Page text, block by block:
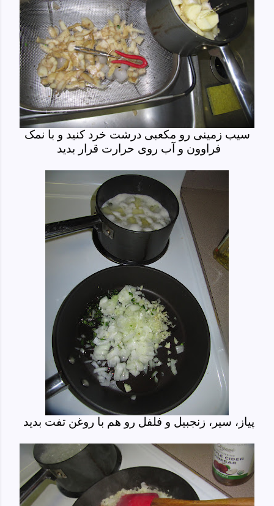
سیب زمینی رو مکعبی درشت خرد کنید و با نمک
فراوون و آب روی حرارت قرار بدید
پیاز، سیر، زنجبیل و فلفل رو هم با روغن تفت بدید